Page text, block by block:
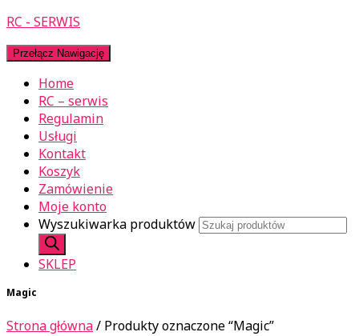
RC - SERWIS
Przełącz Nawigację
Home
RC – serwis
Regulamin
Usługi
Kontakt
Koszyk
Zamówienie
Moje konto
Wyszukiwarka produktów
SKLEP
Magic
Strona główna/ Produkty oznaczone “Magic”